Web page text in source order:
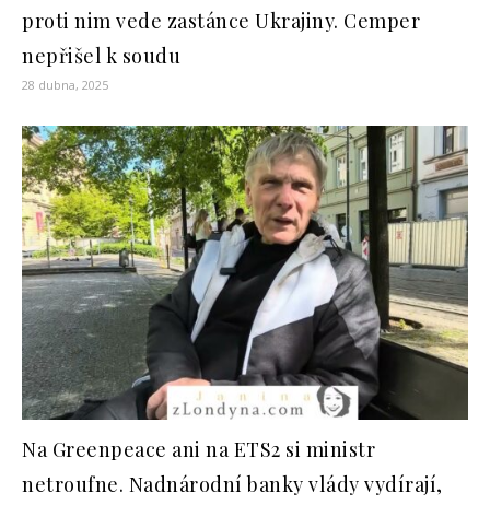
proti nim vede zastánce Ukrajiny. Cemper
nepřišel k soudu
28 dubna, 2025
Na Greenpeace ani na ETS2 si ministr
netroufne. Nadnárodní banky vlády vydírají,